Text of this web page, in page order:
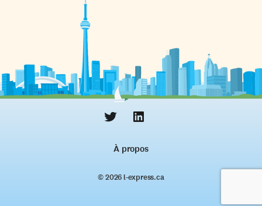
À propos
© 2026 l‑express.ca